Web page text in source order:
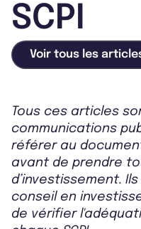
SCPI
Voir tous les
Tous ces articles
communications
référer au
avant de prendre
d’investissement.
conseil en
de vérifier